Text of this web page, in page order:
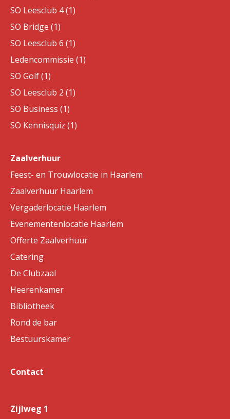
SO Leesclub 4 (1)
SO Bridge (1)
SO Leesclub 6 (1)
Ledencommissie (1)
SO Golf (1)
SO Leesclub 2 (1)
SO Business (1)
SO Kennisquiz (1)
Zaalverhuur
Feest- en Trouwlocatie in Haarlem
Zaalverhuur Haarlem
Vergaderlocatie Haarlem
Evenementenlocatie Haarlem
Offerte Zaalverhuur
Catering
De Clubzaal
Heerenkamer
Bibliotheek
Rond de bar
Bestuurskamer
Contact
Zijlweg 1